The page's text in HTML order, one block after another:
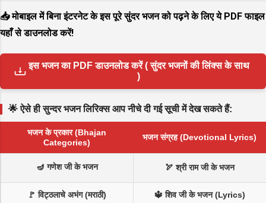
📥 मोबाइल में बिना इंटरनेट के इस पूरे सुंदर भजन को पढ़ने के लिए ये PDF फाइल
यहाँ से डाउनलोड करें!
इस भजन का PDF डाउनलोड करें ( सुंदर भजनों की लिंक्स के साथ
)
🌟 ऐसे ही सुन्दर भजन लिरिक्स आप नीचे दी गई सूची में देख सकते हैं:
भजन के प्रकार (Bhajan
Categories)
भजन संग्रह (Devotional Lyrics)
🪔 गणेश जी के भजन 🏹 श्री राम जी के भजन
🚩 विट्ठलाचे अभंग (मराठी) 🔱 शिव जी के भजन (Lyrics)